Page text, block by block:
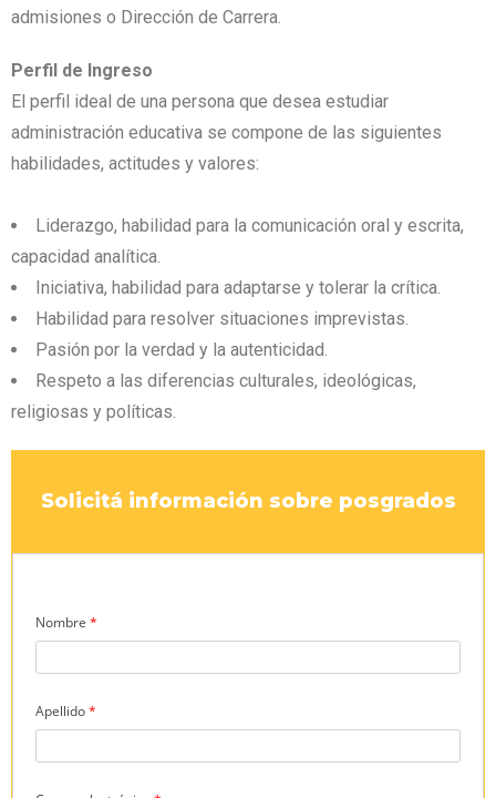
admisiones o Dirección de Carrera.
Perfil de Ingreso
El perfil ideal de una persona que desea estudiar
administración educativa se compone de las siguientes
habilidades, actitudes y valores:
Liderazgo, habilidad para la comunicación oral y escrita,
capacidad analítica.
Iniciativa, habilidad para adaptarse y tolerar la crítica.
Habilidad para resolver situaciones imprevistas.
Pasión por la verdad y la autenticidad.
Respeto a las diferencias culturales, ideológicas,
religiosas y políticas.
Solicitá información sobre posgrados